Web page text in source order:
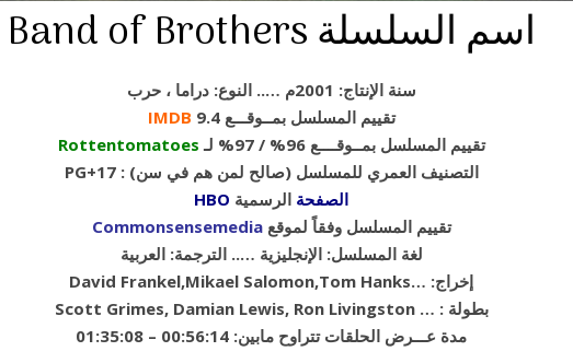
Band of Brothers اسم السلسلة
سنة الإنتاج: 2001م ….. النوع: دراما ، حرب
IMDB
تقييم المسلسل بمــوقـــع 9.4
Rottentomatoes
تقييم المسلسل بمــوقــــع 96% / 97% لـ
PG+17 : (التصنيف العمري للمسلسل (صالح لمن هم في سن
HBO
الصفحة الرسمية
Commonsensemedia تقييم المسلسل وفقاً لموقع
لغة المسلسل: الإنجليزية ….. الترجمة: العربية
David Frankel,Mikael Salomon,Tom Hanks… :إخراج
Scott Grimes, Damian Lewis, Ron Livingston … : بطولة
01:35:08 – 00:56:14 :مدة عـــرض الحلقات تتراوح مابين